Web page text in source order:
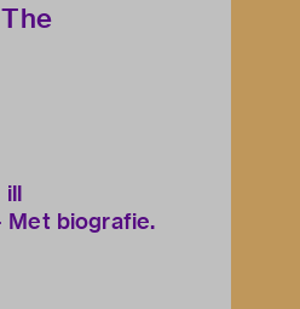
ill
Met biografie.